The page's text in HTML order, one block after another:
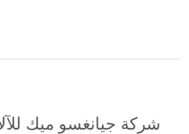
شركة جيانغسو ميك